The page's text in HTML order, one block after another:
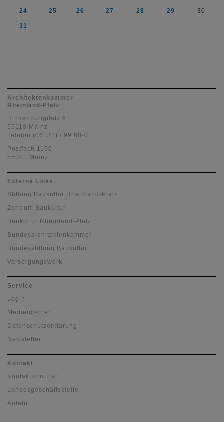
24 25 26 27 28 29 30
31
Architektenkammer
Rheinland-Pfalz
Hindenburgplatz 6
55118 Mainz
Telefon (06131) / 99 60-0
Postfach 1150
55001 Mainz
Externe Links
Stiftung Baukultur Rheinland-Pfalz
Zentrum Baukultur
Baukultur Rheinland-Pfalz
Bundesarchitektenkammer
Bundesstiftung Baukultur
Versorgungswerk
Service
Login
Mediencenter
Datenschutzerklärung
Newsletter
Kontakt
Kontaktformular
Landesgeschäftsstelle
Anfahrt